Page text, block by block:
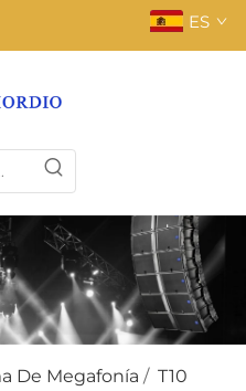
ES
De Megafonía / T10